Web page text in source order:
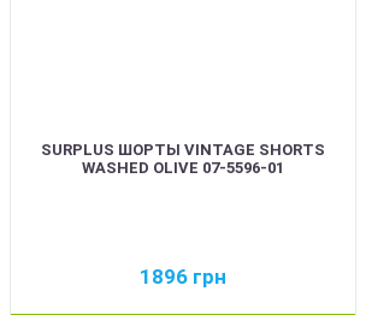
SURPLUS ШОРТЫ VINTAGE SHORTS
WASHED OLIVE 07-5596-01
1896 грн